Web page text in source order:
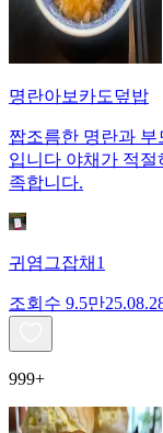
명란아보카도덮밥
짭조름한 명란과
입니다 야채가 적
족합니다.
귀염그잡채1
조회수 9.5만
999+